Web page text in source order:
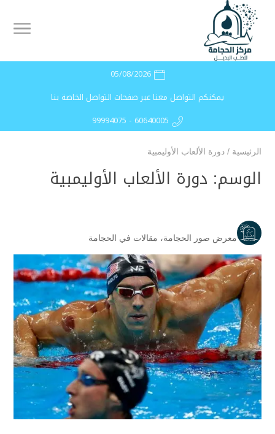
05/08/2026
يمكنكم التواصل معنا عبر صفحات التواصل الخاصة بنا
99994075 - 60640005
الرئيسية / دورة الألعاب الأوليمبية
الوسم: دورة الألعاب الأوليمبية
معرض صور الحجامة، مقالات في الحجامة